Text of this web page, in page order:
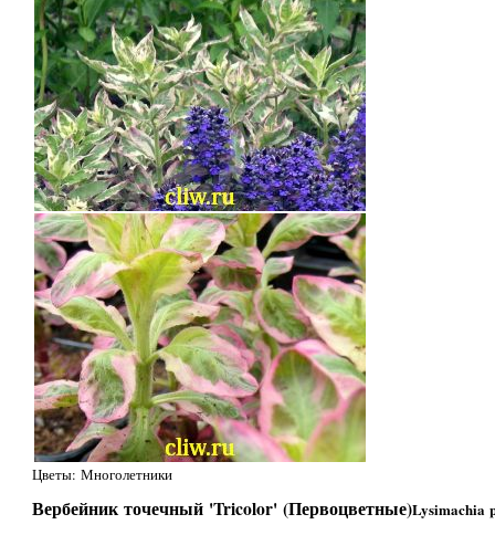
Цветы: Многолетники
Вербейник точечный 'Tricolor' (Первоцветные)Lysimachia